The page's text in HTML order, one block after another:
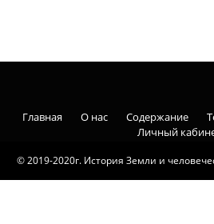
© 2019-2020г. История Земли и
Главная О нас Содержание
Личный